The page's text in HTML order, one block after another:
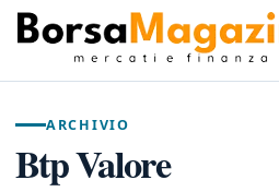
ARCHIVIO
Btp Valore